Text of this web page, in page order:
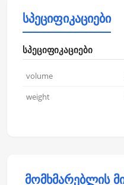
სპეციფიკაციები
სპეციფიკაციები
volume
weight
მომხმარებლის